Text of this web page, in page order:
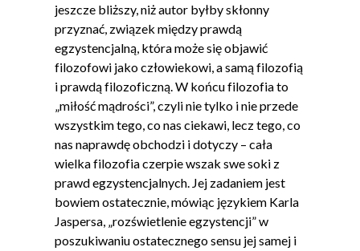
jeszcze bliższy, niż autor byłby skłonny
przyznać, związek między prawdą
egzystencjalną, która może się objawić
filozofowi jako człowiekowi, a samą filozofią
i prawdą filozoficzną. W końcu filozofia to
„miłość mądrości”, czyli nie tylko i nie przede
wszystkim tego, co nas ciekawi, lecz tego, co
nas naprawdę obchodzi i dotyczy – cała
wielka filozofia czerpie wszak swe soki z
prawd egzystencjalnych. Jej zadaniem jest
bowiem ostatecznie, mówiąc językiem Karla
Jaspersa, „rozświetlenie egzystencji” w
poszukiwaniu ostatecznego sensu jej samej i